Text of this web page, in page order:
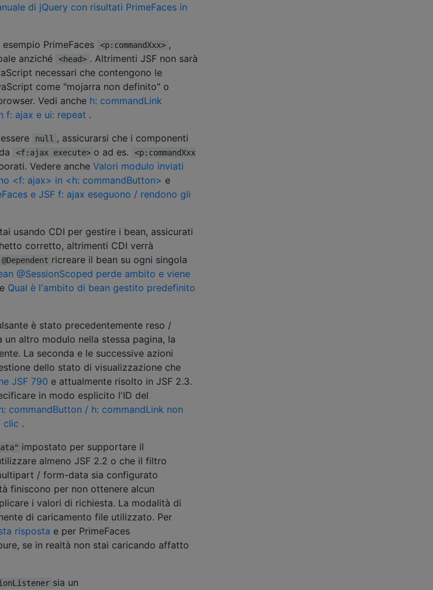
di jQuery con risultati PrimeFaces in
esempio PrimeFaces <p:commandXxx> ,
anziché <head> . Altrimenti JSF non sarà
necessari che contengono le
come "mojarra non definito" o
Vedi anche h: commandLink
f: ajax e ui: repeat .
null , assicurarsi che i componenti
<f:ajax execute> o ad es.
<p:commandXxx
Vedere anche Valori modulo inviati
<f: ajax> in <h: commandButton> e
e JSF f: ajax eseguono / rendono gli
usando CDI per gestire i bean, assicurati
corretto, altrimenti CDI verrà
@Dependent ricreare il bean su ogni singola
@SessionScoped perde ambito e viene
e Qual è l'ambito di bean gestito predefinito
è stato precedentemente reso /
altro modulo nella stessa pagina, la
La seconda e le successive azioni
dello stato di visualizzazione che
JSF 790 e attualmente risolto in JSF 2.3.
in modo esplicito l'ID del
commandButton / h: commandLink non
clic .
impostato per supportare il
almeno JSF 2.2 o che il filtro
/ form-data sia configurato
finiscono per non ottenere alcun
i valori di richiesta. La modalità di
di caricamento file utilizzato. Per
risposta e per PrimeFaces
se in realtà non stai caricando affatto
sia un